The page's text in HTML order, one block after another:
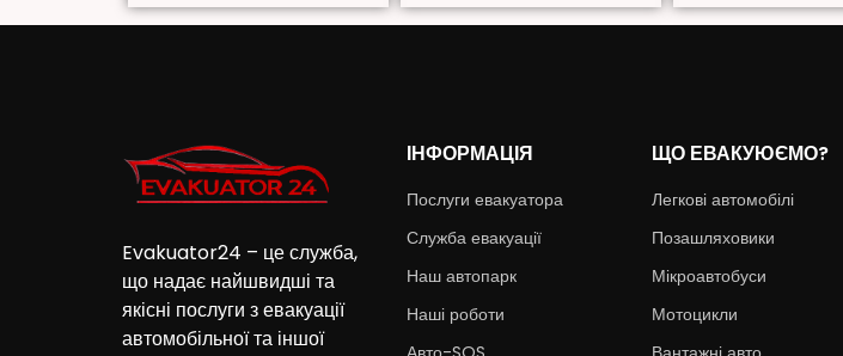
Evakuator24 – це служба,
що надає найшвидші та
якісні послуги з евакуації
автомобільної та іншої
ІНФОРМАЦІЯ
Послуги евакуатора
Служба евакуації
Наш автопарк
Наші роботи
ЩО ЕВАКУЮЄМО?
Легкові автомобілі
Позашляховики
Мікроавтобуси
Мотоцикли